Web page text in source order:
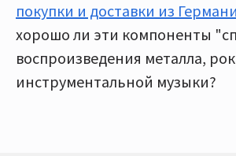
покупки и доставки из
хорошо ли эти компоненты
воспроизведения металла,
инструментальной музыки?